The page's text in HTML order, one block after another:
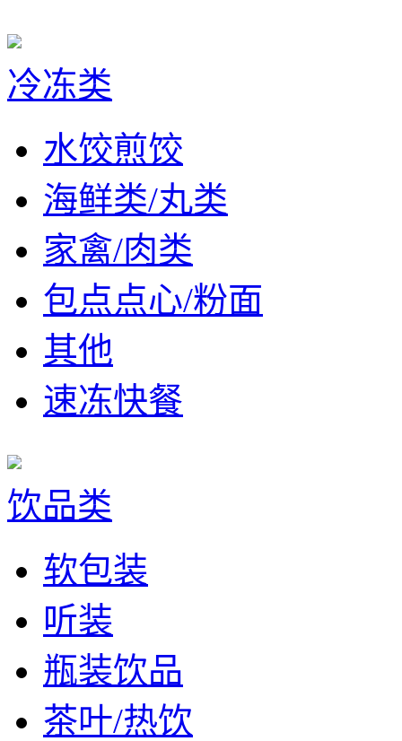
冷冻类
水饺煎饺
海鲜类/丸类
家禽/肉类
包点点心/粉面
其他
速冻快餐
饮品类
软包装
听装
瓶装饮品
茶叶/热饮